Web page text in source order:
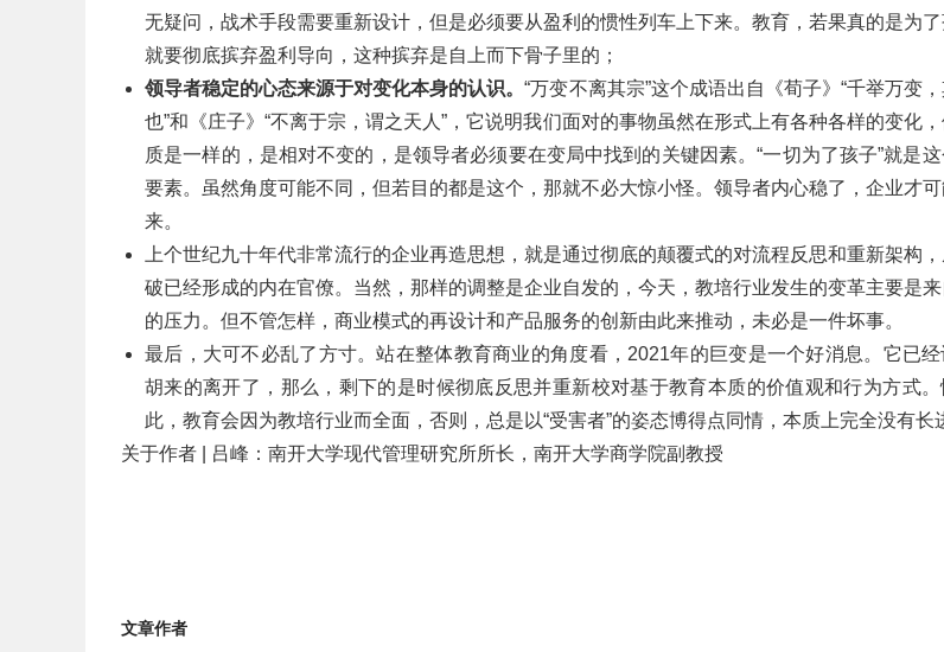
无疑问，战术手段需要重新设计，但是必须要从盈利的惯性列车上下来。教育，若果真的是为了
就要彻底摈弃盈利导向，这种摈弃是自上而下骨子里的；
领导者稳定的心态来源于对变化本身的认识。“万变不离其宗”这个成语出自《荀子》“千举万变
也”和《庄子》“不离于宗，谓之天人”，它说明我们面对的事物虽然在形式上有各种各样的变化
质是一样的，是相对不变的，是领导者必须要在变局中找到的关键因素。“一切为了孩子”就是
要素。虽然角度可能不同，但若目的都是这个，那就不必大惊小怪。领导者内心稳了，企业才
来。
上个世纪九十年代非常流行的企业再造思想，就是通过彻底的颠覆式的对流程反思和重新架构
破已经形成的内在官僚。当然，那样的调整是企业自发的，今天，教培行业发生的变革主要是
的压力。但不管怎样，商业模式的再设计和产品服务的创新由此来推动，未必是一件坏事。
最后，大可不必乱了方寸。站在整体教育商业的角度看，2021年的巨变是一个好消息。它已经
胡来的离开了，那么，剩下的是时候彻底反思并重新校对基于教育本质的价值观和行为方式。
此，教育会因为教培行业而全面，否则，总是以“受害者”的姿态博得点同情，本质上完全没有长
关于作者 | 吕峰：南开大学现代管理研究所所长，南开大学商学院副教授
文章作者